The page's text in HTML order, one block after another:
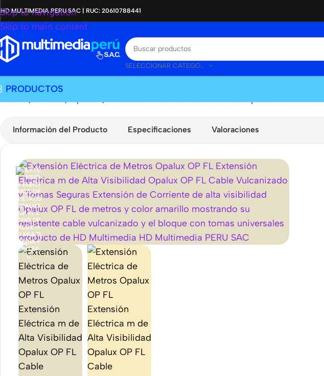
Skip to navigation
Skip to main content
HD MULTIMEDIA PERU SAC | RUC: 20610788441
SELECCIONAR CATEGORÍA
PRODUCTOS
Home | Tienda | Opalux |Extensión Eléctrica de 3 Metros Opalux OP-FL1203
Información del Producto Especificaciones Valoraciones